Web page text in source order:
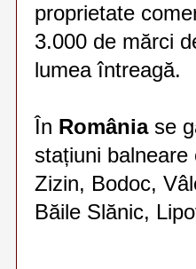
proprietate
3.000 de mărci
lumea întreagă.
În Româniase
stațiuni
Zizin, Bodoc,
Băile Slănic,